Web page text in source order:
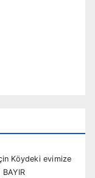
Köydeki evimize